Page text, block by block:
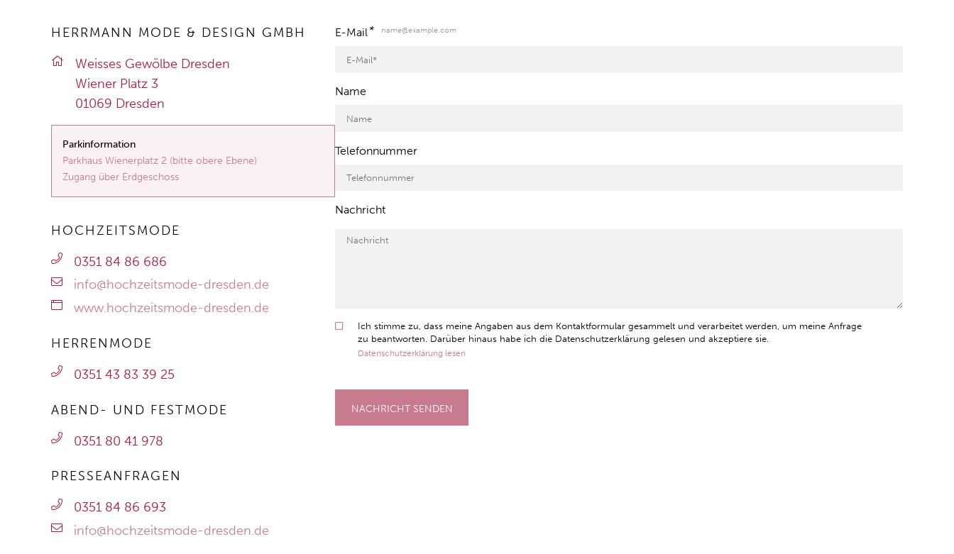
HERRMANN MODE & DESIGN GMBH
Weis­ses Ge­wöl­be Dres­den
Wie­ner Platz 3
01069 Dres­den
Parkinformation
Parkhaus Wienerplatz 2 (bitte obere Ebene)
Zugang über Erdgeschoss
HOCHZEITSMODE
0351 84 86 686
info@hochzeitsmode-dresden.de
www.hochzeitsmode-dresden.de
HERRENMODE
0351 43 83 39 25
ABEND- UND FESTMODE
0351 80 41 978
PRESSEANFRAGEN
0351 84 86 693
info@hochzeitsmode-dresden.de
E-Mail* name@example.com
Name
Telefonnummer
Nachricht
Ich stimme zu, dass meine Angaben aus dem Kontaktformular gesammelt und verarbeitet werden, um meine Anfrage
zu beantworten. Darüber hinaus habe ich die Datenschutzerklärung gelesen und akzeptiere sie.
Datenschutzerklärung lesen
NACHRICHT SENDEN